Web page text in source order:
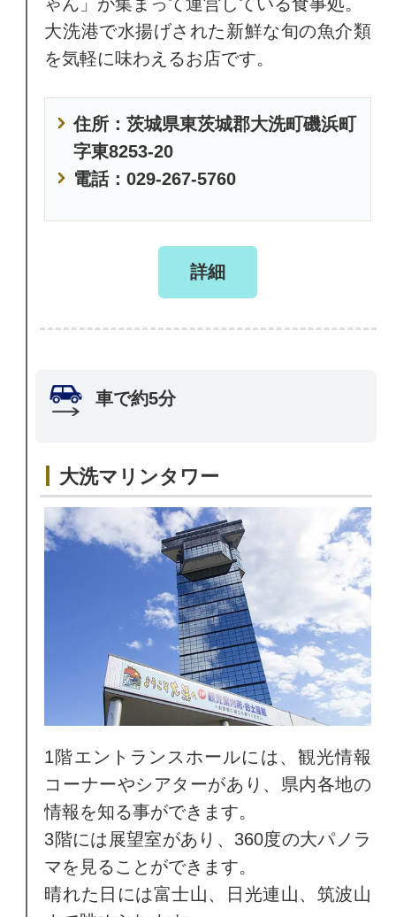
大洗港で水揚げされた新鮮な旬の魚介類
を気軽に味わえるお店です。
住所：茨城県東茨城郡大洗町磯浜町
字東8253-20
電話：029-267-5760
詳細
車で約5分
大洗マリンタワー
1階エントランスホールには、観光情報
コーナーやシアターがあり、県内各地の
情報を知る事ができます。
3階には展望室があり、360度の大パノラ
マを見ることができます。
晴れた日には富士山、日光連山、筑波山